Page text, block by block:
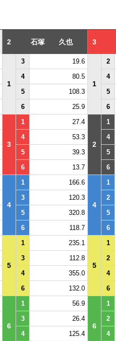
2 石塚 久也 3
1
3 19.6
1
2
4 80.5
4
5 108.3
5
6 25.9 6
3
1 27.4
2
1
4 53.3
4
5 39.3
5
6 13.7 6
4
1 166.6
4
1
3 120.3
2
5 320.8
5
6 118.7 6
5
1 235.1
5
1
3 112.8
2
4 355.0
4
6 132.0 6
6
1 56.9
6
1
3 26.4
2
4 125.4
4